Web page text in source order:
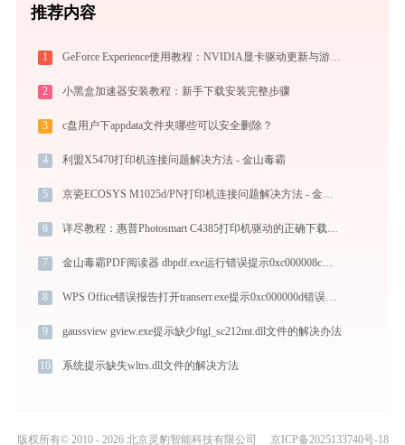
推荐内容
1 GeForce Experience使用教程：NVIDIA显卡驱动更新与游戏优化录制完全指南
2 小黑盒加速器安装教程：新手下载安装完整步骤
3 c盘用户下appdata文件夹哪些可以安全删除？
4 利盟X5470打印机连接问题解决方法 - 金山毒霸
5 京瓷ECOSYS M1025d/PN打印机连接问题解决方法 - 金山毒霸
6 详尽教程：惠普Photosmart C4385打印机驱动的正确下载与安装方式
7 金山毒霸PDF阅读器 dbpdf.exe运行错误提示0xc000008c的解决办法
8 WPS Office错误报告打开transerr.exe提示0xc000000d错误码怎么办
9 gaussview gview.exe提示缺少ftgl_sc212mt.dll文件的解决办法
10 系统提示缺失wltrs.dll文件的解决方法
版权所有© 2010 - 2026 北京灵豹智能科技有限公司 京ICP备2025133740号-18